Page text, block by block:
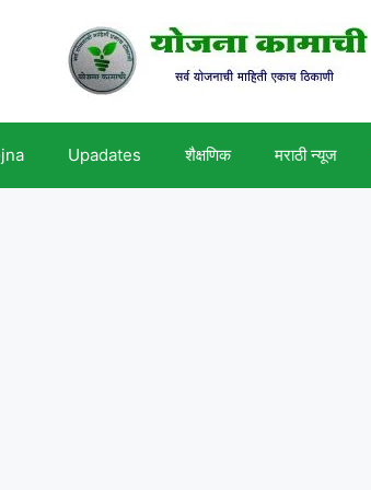
Upadates शैक्षणिक मराठी न्यूज